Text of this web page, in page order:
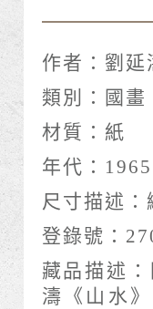
作者： 劉延
類別： 國畫
材質： 紙
年代： 1965
尺寸描述：
登錄號：
藏品描述：
濤《山水